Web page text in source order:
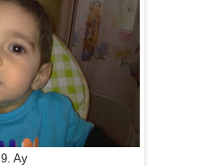
9. Ay